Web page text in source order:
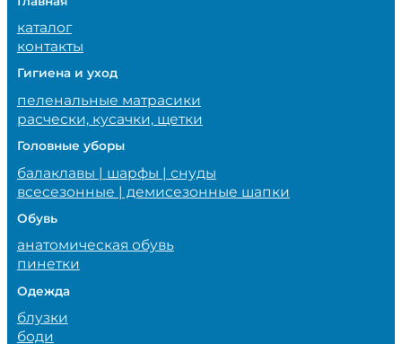
каталог
контакты
Гигиена и уход
пеленальные матрасики
расчески, кусачки, щетки
Головные уборы
балаклавы | шарфы | снуды
всесезонные | демисезонные шапки
Обувь
анатомическая обувь
пинетки
Одежда
блузки
боди